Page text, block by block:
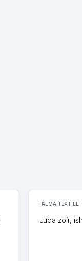
PALMA TEXTILE
Juda zo’r,